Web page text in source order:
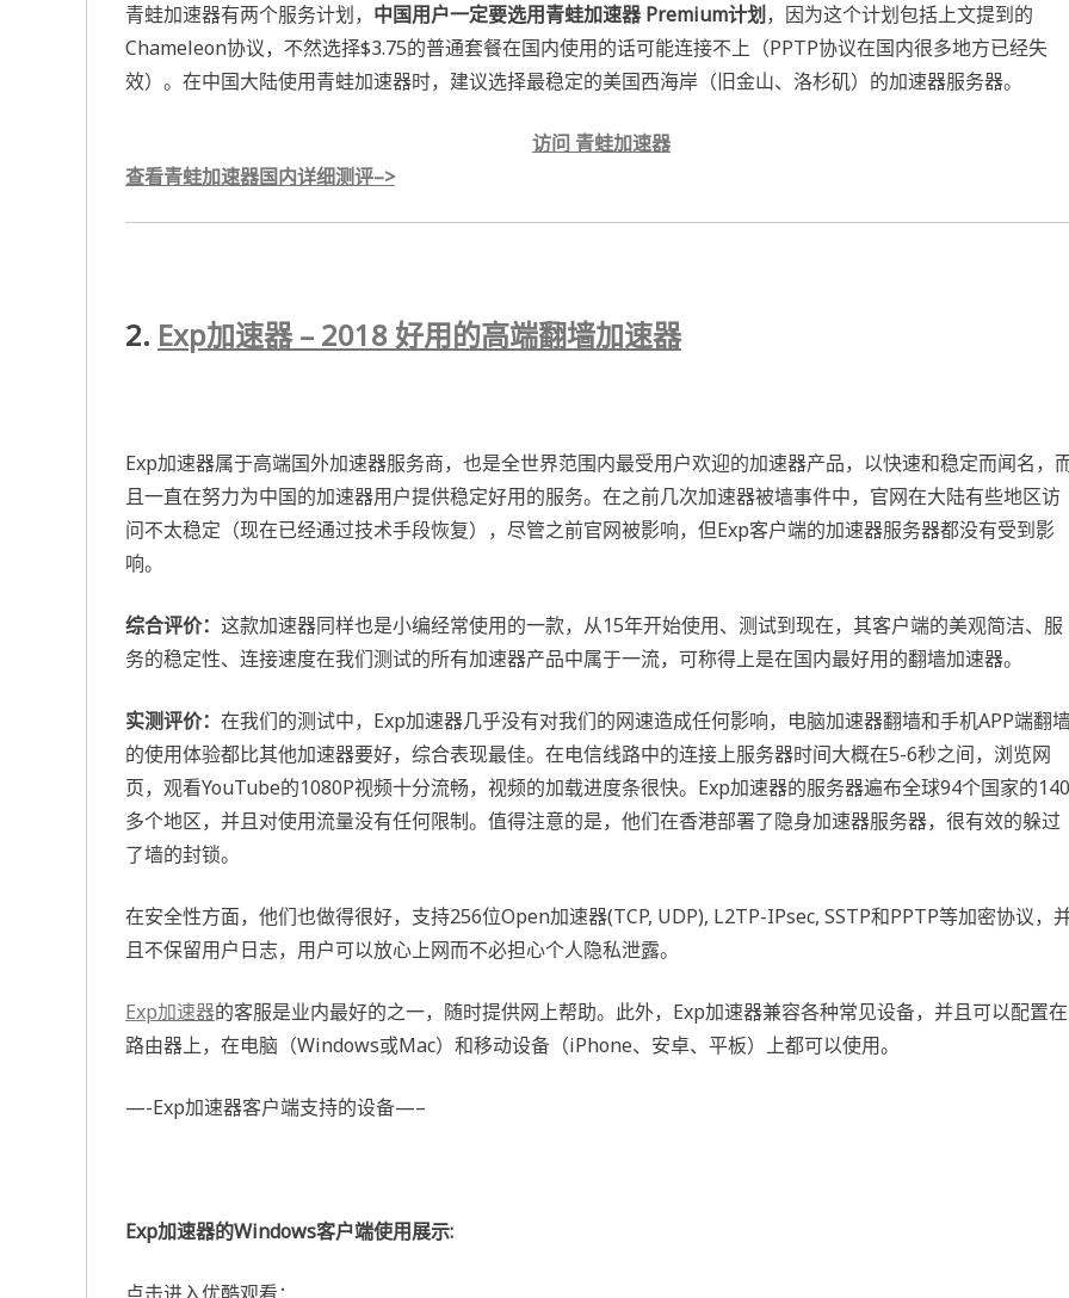
青蛙加速器有两个服务计划， 中国用户一定要选用青蛙加速器 Premium计划，因为这个计划包括上文提到的
Chameleon协议，不然选择$3.75的普通套餐在国内使用的话可能连接不上（PPTP协议在国内很多地方已经失
效）。在中国大陆使用青蛙加速器时，建议选择最稳定的美国西海岸（旧金山、洛杉矶）的加速器服务器。
访问 青蛙加速器
查看青蛙加速器国内详细测评–>
2. Exp加速器 – 2018 好用的高端翻墙加速器
Exp加速器属于高端国外加速器服务商，也是全世界范围内最受用户欢迎的加速器产品，以快速和稳定而闻名，
且一直在努力为中国的加速器用户提供稳定好用的服务。在之前几次加速器被墙事件中，官网在大陆有些地区访
问不太稳定（现在已经通过技术手段恢复），尽管之前官网被影响，但Exp客户端的加速器服务器都没有受到影
响。
综合评价： 这款加速器同样也是小编经常使用的一款，从15年开始使用、测试到现在，其客户端的美观简洁、服
务的稳定性、连接速度在我们测试的所有加速器产品中属于一流，可称得上是在国内最好用的翻墙加速器。
实测评价： 在我们的测试中，Exp加速器几乎没有对我们的网速造成任何影响，电脑加速器翻墙和手机APP端翻
的使用体验都比其他加速器要好，综合表现最佳。在电信线路中的连接上服务器时间大概在5-6秒之间，浏览网
页，观看YouTube的1080P视频十分流畅，视频的加载进度条很快。Exp加速器的服务器遍布全球94个国家的140
多个地区，并且对使用流量没有任何限制。值得注意的是，他们在香港部署了隐身加速器服务器，很有效的躲过
了墙的封锁。
在安全性方面，他们也做得很好，支持256位Open加速器(TCP, UDP), L2TP-IPsec, SSTP和PPTP等加密协议，
且不保留用户日志，用户可以放心上网而不必担心个人隐私泄露。
Exp加速器的客服是业内最好的之一，随时提供网上帮助。此外，Exp加速器兼容各种常见设备，并且可以配置在
路由器上，在电脑（Windows或Mac）和移动设备（iPhone、安卓、平板）上都可以使用。
—-Exp加速器客户端支持的设备—–
Exp加速器的Windows客户端使用展示: